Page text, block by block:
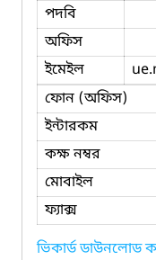
পদবি
অফিস
ইমেইল
ফোন (অফিস)
ইন্টারকম
কক্ষ নম্বর
মোবাইল
ফ্যাক্স
ভিকার্ড ডাউনলোড